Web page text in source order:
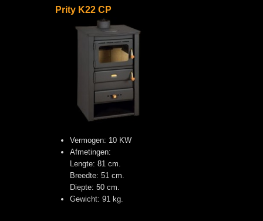
Prity K22 CP
Vermogen: 10 KW
Afmetingen:
Lengte: 81 cm.
Breedte: 51 cm.
Diepte: 50 cm.
Gewicht: 91 kg.